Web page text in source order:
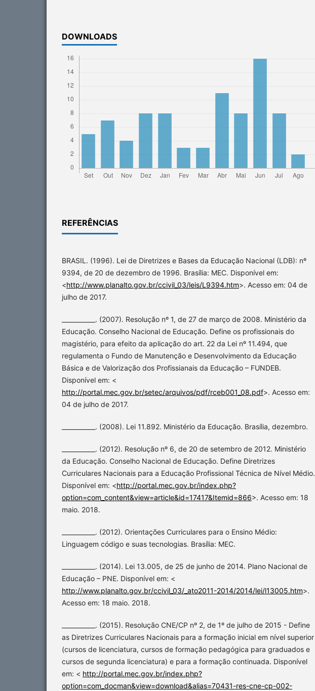
DOWNLOADS
REFERÊNCIAS
BRASIL. (1996). Lei de Diretrizes e Bases da Educação Nacional (LDB): nº
9394, de 20 de dezembro de 1996. Brasília: MEC. Disponível em:
<http://www.planalto.gov.br/ccivil_03/leis/L9394.htm>. Acesso em: 04 de
julho de 2017.
___________. (2007). Resolução nº 1, de 27 de março de 2008. Ministério da
Educação. Conselho Nacional de Educação. Define os profissionais do
magistério, para efeito da aplicação do art. 22 da Lei nº 11.494, que
regulamenta o Fundo de Manutenção e Desenvolvimento da Educação
Básica e de Valorização dos Profissianais da Educação – FUNDEB.
Disponível em: <
http://portal.mec.gov.br/setec/arquivos/pdf/rceb001_08.pdf>. Acesso em:
04 de julho de 2017.
___________. (2008). Lei 11.892. Ministério da Educação. Brasília, dezembro.
___________. (2012). Resolução nº 6, de 20 de setembro de 2012. Ministério
da Educação. Conselho Nacional de Educação. Define Diretrizes
Curriculares Nacionais para a Educação Profissional Técnica de Nível Médio.
Disponível em: <http://portal.mec.gov.br/index.php?
option=com_content&view=article&id=17417&Itemid=866>. Acesso em: 18
maio. 2018.
___________. (2012). Orientações Curriculares para o Ensino Médio:
Linguagem código e suas tecnologias. Brasília: MEC.
___________. (2014). Lei 13.005, de 25 de junho de 2014. Plano Nacional de
Educação – PNE. Disponível em: <
http://www.planalto.gov.br/ccivil_03/_ato2011-2014/2014/lei/l13005.htm>.
Acesso em: 18 maio. 2018.
___________. (2015). Resolução CNE/CP nº 2, de 1º de julho de 2015 - Define
as Diretrizes Curriculares Nacionais para a formação inicial em nível superior
(cursos de licenciatura, cursos de formação pedagógica para graduados e
cursos de segunda licenciatura) e para a formação continuada. Disponível
em: < http://portal.mec.gov.br/index.php?
option=com_docman&view=download&alias=70431-res-cne-cp-002-